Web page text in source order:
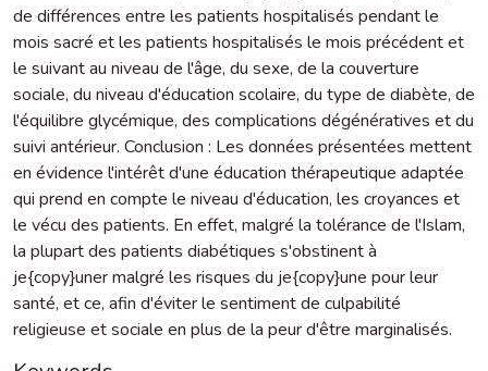
de différences entre les patients hospitalisés pendant le
mois sacré et les patients hospitalisés le mois précédent et
le suivant au niveau de l'âge, du sexe, de la couverture
sociale, du niveau d'éducation scolaire, du type de diabète, de
l'équilibre glycémique, des complications dégénératives et du
suivi antérieur. Conclusion : Les données présentées mettent
en évidence l'intérêt d'une éducation thérapeutique adaptée
qui prend en compte le niveau d'éducation, les croyances et
le vécu des patients. En effet, malgré la tolérance de l'Islam,
la plupart des patients diabétiques s'obstinent à
je{copy}uner malgré les risques du je{copy}une pour leur
santé, et ce, afin d'éviter le sentiment de culpabilité
religieuse et sociale en plus de la peur d'être marginalisés.